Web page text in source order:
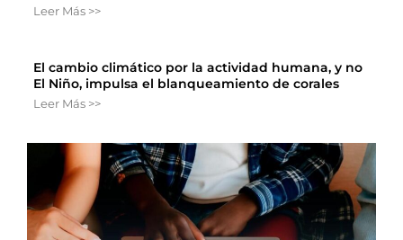
Leer Más >>
El cambio climático por la actividad humana, y no
El Niño, impulsa el blanqueamiento de corales
Leer Más >>